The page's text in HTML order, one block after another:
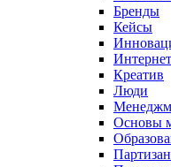
Бренды
Кейсы
Интернет
Креатив
Люди
Основы